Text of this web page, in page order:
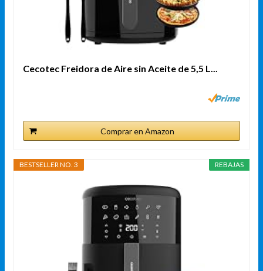
Cecotec Freidora de Aire sin Aceite de 5,5 L...
Comprar en Amazon
REBAJAS
BESTSELLER NO. 3